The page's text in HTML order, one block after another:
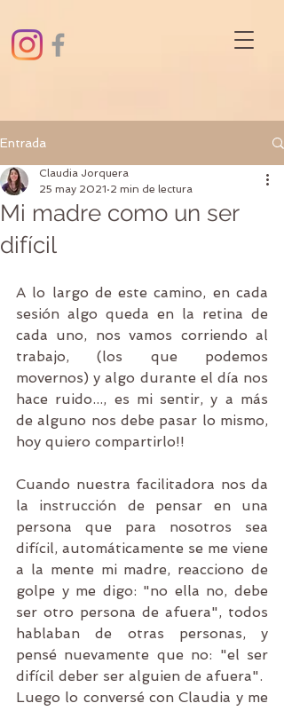
Entrada
Mi madre como un ser
difícil
Claudia Jorquera
25 may 2021 2 min de lectura
A lo largo de este camino, en cada
sesión algo queda en la retina de
cada uno, nos vamos corriendo al
trabajo, (los que podemos
movernos) y algo durante el día nos
hace ruido..., es mi sentir, y a más
de alguno nos debe pasar lo mismo,
hoy quiero compartirlo!!
Cuando nuestra facilitadora nos da
la instrucción de pensar en una
persona que para nosotros sea
difícil, automáticamente se me viene
a la mente mi madre, reacciono de
golpe y me digo: "no ella no, debe
ser otro persona de afuera", todos
hablaban de otras personas, y
pensé nuevamente que no: "el ser
difícil deber ser alguien de afuera".
Luego lo conversé con Claudia y me